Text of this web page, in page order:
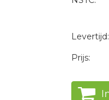
Levertijd:
Prijs: